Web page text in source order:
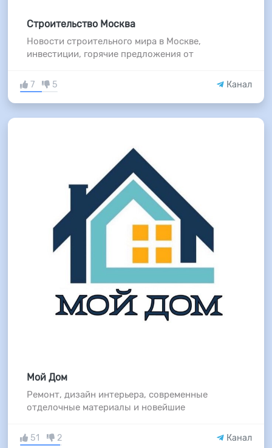
Строительство Москва
Новости строительного мира в Москве,
инвестиции, горячие предложения от
7 5 Канал
Мой Дом
Ремонт, дизайн интерьера, современные
отделочные материалы и новейшие
51 2 Канал